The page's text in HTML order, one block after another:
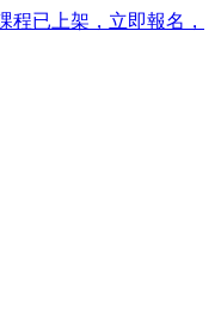
程已上架，立即報名，